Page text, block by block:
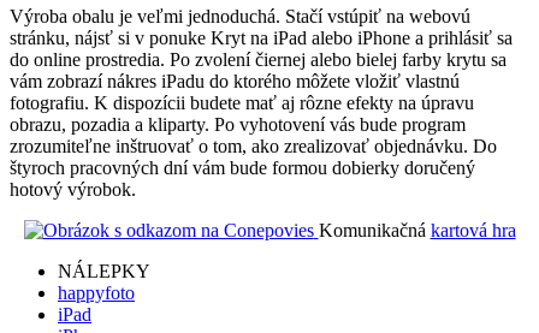
Výroba obalu je veľmi jednoduchá. Stačí vstúpiť na webovú
stránku, nájsť si v ponuke Kryt na iPad alebo iPhone a prihlásiť sa
do online prostredia. Po zvolení čiernej alebo bielej farby krytu sa
vám zobrazí nákres iPadu do ktorého môžete vložiť vlastnú
fotografiu. K dispozícii budete mať aj rôzne efekty na úpravu
obrazu, pozadia a kliparty. Po vyhotovení vás bude program
zrozumiteľne inštruovať o tom, ako zrealizovať objednávku. Do
štyroch pracovných dní vám bude formou dobierky doručený
hotový výrobok.
Komunikačná kartová hra
NÁLEPKY
happyfoto
iPad